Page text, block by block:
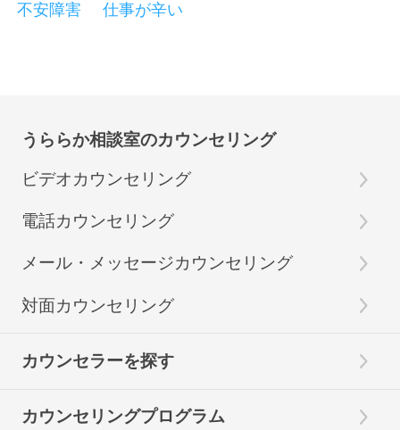
不安障害
仕事が辛い
うららか相談室のカウンセリング
ビデオカウンセリング
電話カウンセリング
メール・メッセージカウンセリング
対面カウンセリング
カウンセラーを探す
カウンセリングプログラム